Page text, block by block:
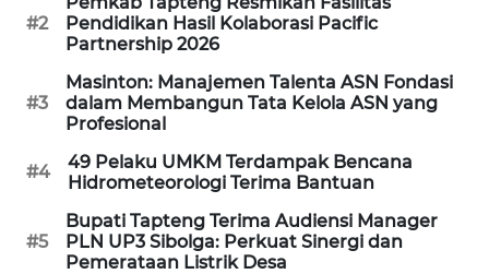
#2
Pendidikan Hasil Kolaborasi Pacific
Partnership 2026
#3
Masinton: Manajemen Talenta ASN Fondasi
dalam Membangun Tata Kelola ASN yang
Profesional
#4
49 Pelaku UMKM Terdampak Bencana
Hidrometeorologi Terima Bantuan
#5
Bupati Tapteng Terima Audiensi Manager
PLN UP3 Sibolga: Perkuat Sinergi dan
Pemerataan Listrik Desa
SIDIKALANG
SIBARAGAS
SIANTAR
NEWS